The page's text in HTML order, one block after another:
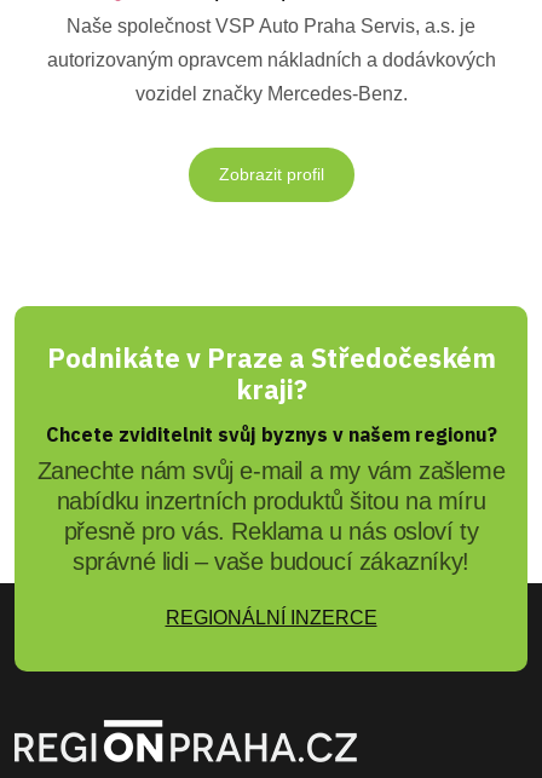
Naše společnost VSP Auto Praha Servis, a.s. je
autorizovaným opravcem nákladních a dodávkových
vozidel značky Mercedes-Benz.
Zobrazit profil
Podnikáte v Praze a Středočeském
kraji?
Chcete zviditelnit svůj byznys v našem regionu?
Zanechte nám svůj e-mail a my vám zašleme
nabídku inzertních produktů šitou na míru
přesně pro vás. Reklama u nás osloví ty
správné lidi – vaše budoucí zákazníky!
REGIONÁLNÍ INZERCE